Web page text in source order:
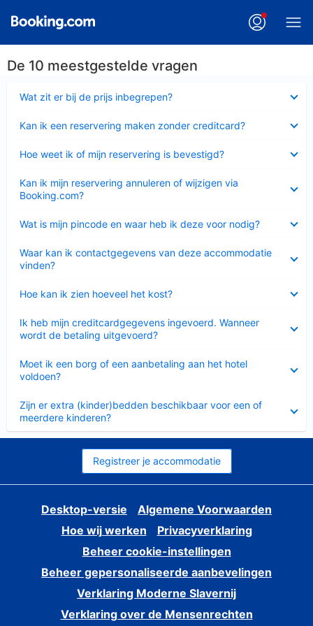
De 10 meestgestelde vragen
Wat zit er bij de prijs inbegrepen?
Kan ik een reservering maken zonder creditcard?
Hoe weet ik of mijn reservering is bevestigd?
Kan ik mijn reservering annuleren of wijzigen via
Booking.com?
Wat is mijn pincode en waar heb ik deze voor nodig?
Waar kan ik contactgegevens van deze accommodatie
vinden?
Hoe kan ik zien hoeveel het kost?
Ik heb mijn creditcardgegevens ingevoerd. Wanneer
wordt de betaling uitgevoerd?
Moet ik een borg of een aanbetaling aan het hotel
voldoen?
Zijn er extra (kinder)bedden beschikbaar voor een of
meerdere kinderen?
Registreer je accommodatie
Desktop-versie
Algemene Voorwaarden
Hoe wij werken
Privacyverklaring
Beheer cookie-instellingen
Beheer gepersonaliseerde aanbevelingen
Verklaring Moderne Slavernij
Verklaring over de Mensenrechten